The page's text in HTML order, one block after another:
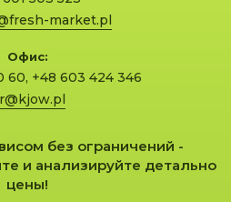
market.pl
Офис:
60, +48 603 424 346
без ограничений -
и анализируйте детально
цены!